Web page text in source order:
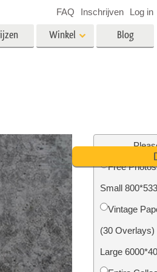
Foto Restauratie
Winkel Blog
FAQ Inschrijven Log in
Free
Small
Vintage
(30 Overlays)
Large